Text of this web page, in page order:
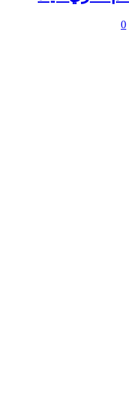
0